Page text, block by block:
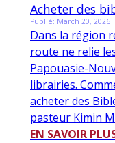
Acheter des
Publié: March 20, 2026
Dans la région
route ne relie
Papouasie-
librairies.
acheter des
pasteur Kimin
EN SAVOIR